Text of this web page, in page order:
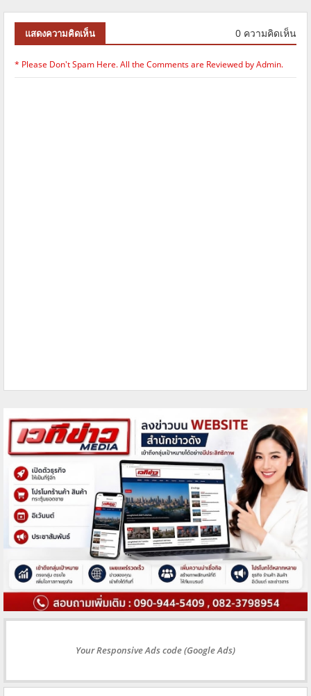
แสดงความคิดเห็น 0 ความคิดเห็น
* Please Don't Spam Here. All the Comments are Reviewed by Admin.
Your Responsive Ads code (Google Ads)